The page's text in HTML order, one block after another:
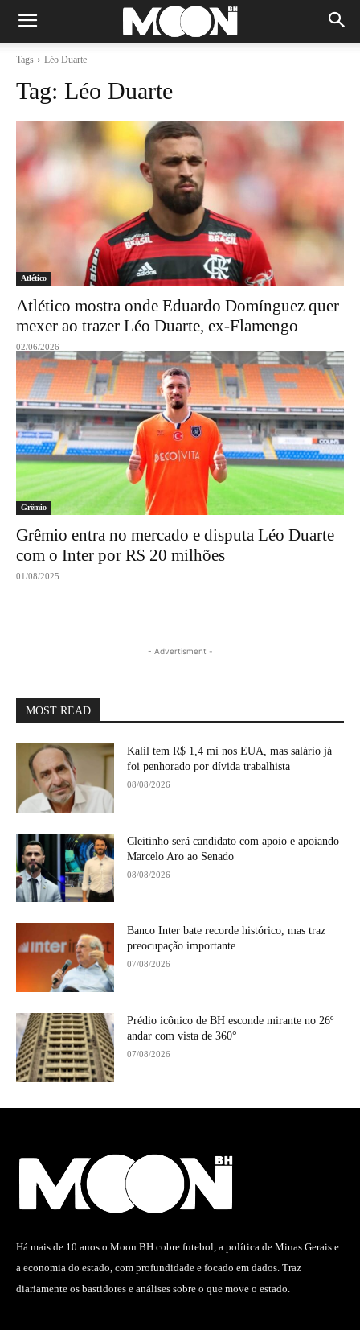
Tags Léo Duarte
Tag: Léo Duarte
Atlético
Atlético mostra onde Eduardo Domínguez quer
mexer ao trazer Léo Duarte, ex-Flamengo
02/06/2026
Grêmio
Grêmio entra no mercado e disputa Léo Duarte
com o Inter por R$ 20 milhões
01/08/2025
- Advertisment -
MOST READ
Kalil tem R$ 1,4 mi nos EUA, mas salário já
foi penhorado por dívida trabalhista
08/08/2026
Cleitinho será candidato com apoio e apoiando
Marcelo Aro ao Senado
08/08/2026
Banco Inter bate recorde histórico, mas traz
preocupação importante
07/08/2026
Prédio icônico de BH esconde mirante no 26º
andar com vista de 360°
07/08/2026
Há mais de 10 anos o Moon BH cobre futebol, a política de Minas Gerais e
a economia do estado, com profundidade e focado em dados. Traz
diariamente os bastidores e análises sobre o que move o estado.